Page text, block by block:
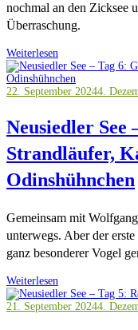
nochmal an den Zicksee
Überraschung.
Weiterlesen
22. September 20244.
Neusiedler See
Strandläufer,
Odinshühnchen
Gemeinsam mit
unterwegs. Aber der
ganz besonderer Vogel
Weiterlesen
21. September 20244.